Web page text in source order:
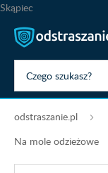
Skąpiec
odstraszanie.pl
Na mole odzieżowe